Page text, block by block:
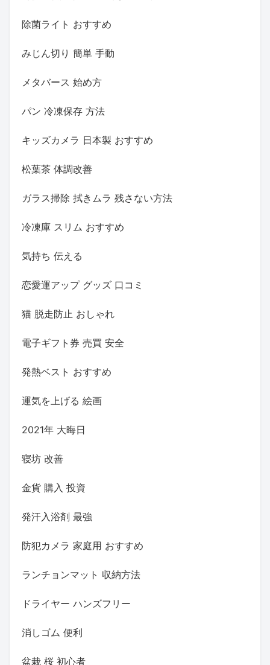
除菌ライト おすすめ
みじん切り 簡単 手動
メタバース 始め方
パン 冷凍保存 方法
キッズカメラ 日本製 おすすめ
松葉茶 体調改善
ガラス掃除 拭きムラ 残さない方法
冷凍庫 スリム おすすめ
気持ち 伝える
恋愛運アップ グッズ 口コミ
猫 脱走防止 おしゃれ
電子ギフト券 売買 安全
発熱ベスト おすすめ
運気を上げる 絵画
2021年 大晦日
寝坊 改善
金貨 購入 投資
発汗入浴剤 最強
防犯カメラ 家庭用 おすすめ
ランチョンマット 収納方法
ドライヤー ハンズフリー
消しゴム 便利
盆栽 桜 初心者